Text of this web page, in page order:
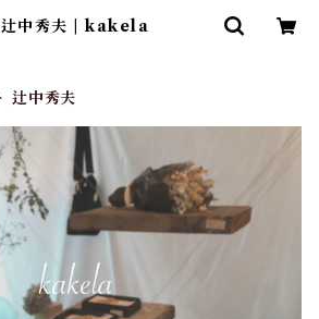
辻中秀夫 | kakela
辻中秀夫